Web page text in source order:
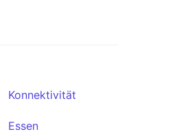
Konnektivität
Essen